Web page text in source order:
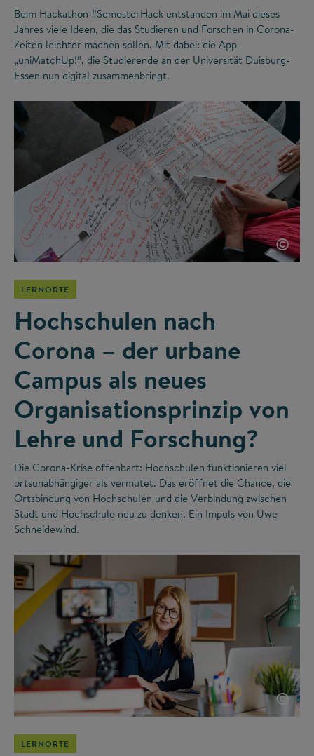
Beim Hackathon #SemesterHack entstanden im Mai dieses
Jahres viele Ideen, die das Studieren und Forschen in Corona-
Zeiten leichter machen sollen. Mit dabei: die App
„uniMatchUp!“, die Studierende an der Universität Duisburg-
Essen nun digital zusammenbringt.
©
LERNORTE
Hochschulen nach
Corona – der urbane
Campus als neues
Organisationsprinzip von
Lehre und Forschung?
Die Corona-Krise offenbart: Hochschulen funktionieren viel
ortsunabhängiger als vermutet. Das eröffnet die Chance, die
Ortsbindung von Hochschulen und die Verbindung zwischen
Stadt und Hochschule neu zu denken. Ein Impuls von Uwe
Schneidewind.
©
LERNORTE